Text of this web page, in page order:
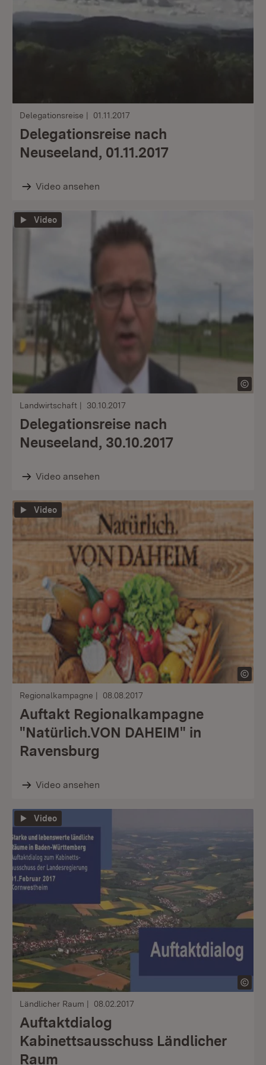
Delegationsreise 01.11.2017
Delegationsreise nach
Neuseeland, 01.11.2017
Video ansehen
Video
Landwirtschaft 30.10.2017
Delegationsreise nach
Neuseeland, 30.10.2017
Video ansehen
Video
Regionalkampagne 08.08.2017
Auftakt Regionalkampagne
"Natürlich.VON DAHEIM" in
Ravensburg
Video ansehen
Video
Ländlicher Raum 08.02.2017
Auftaktdialog
Kabinettsausschuss Ländlicher
Raum